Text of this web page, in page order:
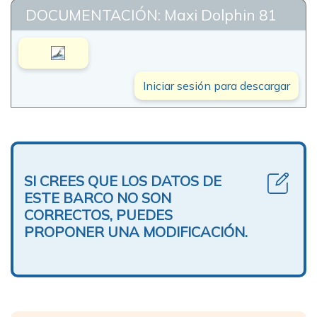
DOCUMENTACIÓN: Maxi Dolphin 81
Iniciar sesión para descargar
SI CREES QUE LOS DATOS DE
ESTE BARCO NO SON
CORRECTOS, PUEDES
PROPONER UNA MODIFICACIÓN.